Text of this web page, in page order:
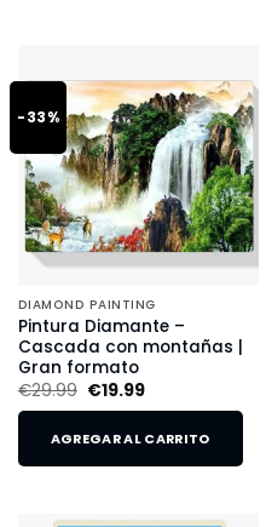
-33%
DIAMOND PAINTING
Pintura Diamante –
Cascada con montañas |
Gran formato
€29.99 €19.99
AGREGAR AL CARRITO